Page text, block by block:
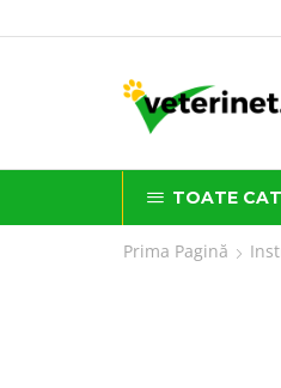
TOATE
Prima Pagină